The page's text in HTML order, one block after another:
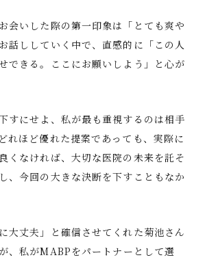
会いした際の第一印象は「とても爽や
話ししていく中で、直感的に「この人
できる。ここにお願いしよう」と心が
すにせよ、私が最も重視するのは相手
れほど優れた提案であっても、実際に
くなければ、大切な医院の未来を託そ
、今回の大きな決断を下すこともなか
大丈夫」と確信させてくれた菊池さん
、私がMABPをパートナーとして選